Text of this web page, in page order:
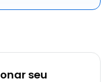
seu